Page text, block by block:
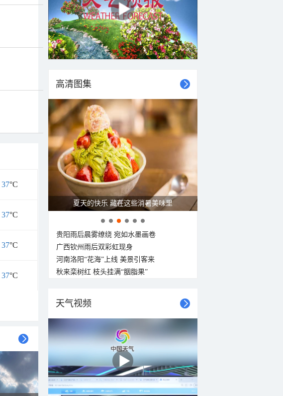
37°C
37°C
37°C
37°C
高清图集
广西南宁：盛夏里的“绿野仙踪”
贵阳雨后晨雾缭绕 宛如水墨画卷
广西钦州雨后双彩虹现身
河南洛阳“花海”上线 美景引客来
秋来栾树红 枝头挂满“胭脂果”
天气视频